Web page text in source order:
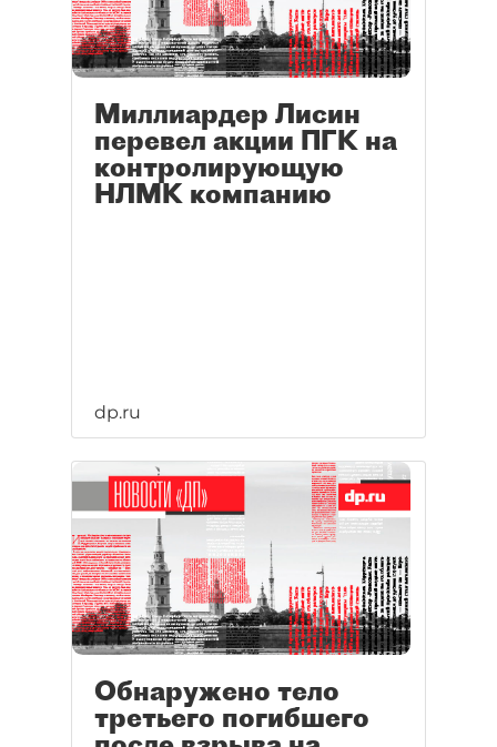
Миллиардер Лисин
перевел акции ПГК на
контролирующую
НЛМК компанию
dp.ru
Обнаружено тело
третьего погибшего